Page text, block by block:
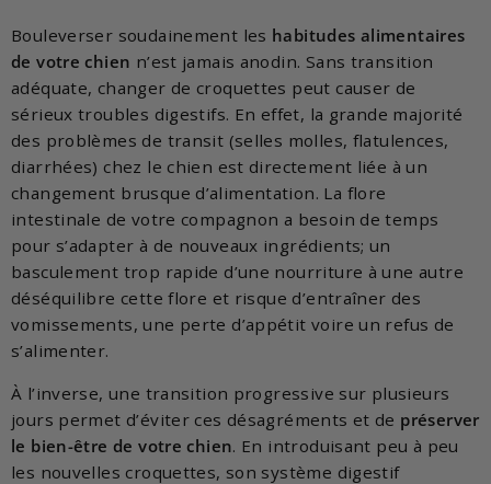
Bouleverser soudainement les habitudes alimentaires
de votre chien n’est jamais anodin. Sans transition
adéquate, changer de croquettes peut causer de
sérieux troubles digestifs. En effet, la grande majorité
des problèmes de transit (selles molles, flatulences,
diarrhées) chez le chien est directement liée à un
changement brusque d’alimentation. La flore
intestinale de votre compagnon a besoin de temps
pour s’adapter à de nouveaux ingrédients; un
basculement trop rapide d’une nourriture à une autre
déséquilibre cette flore et risque d’entraîner des
vomissements, une perte d’appétit voire un refus de
s’alimenter.
À l’inverse, une transition progressive sur plusieurs
jours permet d’éviter ces désagréments et de préserver
le bien-être de votre chien. En introduisant peu à peu
les nouvelles croquettes, son système digestif